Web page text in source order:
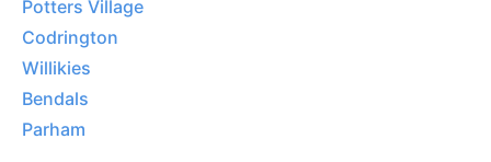
Potters Village
Codrington
Willikies
Bendals
Parham